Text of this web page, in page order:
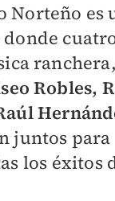
Norteño es
Robles,
juntos para
los éxitos